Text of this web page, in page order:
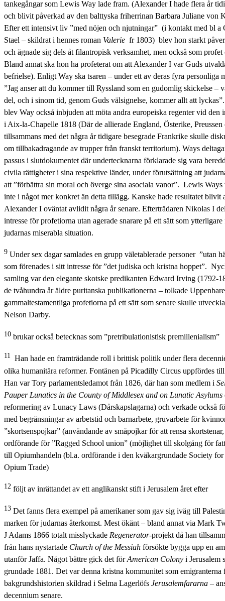
tankegångar som Lewis Way lade fram. (Alexander I hade flera år
och blivit påverkad av den balttyska friherrinan Barbara Juliane von
Efter ett intensivt liv ”med nöjen och njutningar” (i kontakt med bl a
Stael – skildrat i hennes roman Valerie fr 1803) blev hon starkt
och ägnade sig dels åt filantropisk verksamhet, men också som
Bland annat ska hon ha profeterat om att Alexander I var Guds
befrielse). Enligt Way ska tsaren – under ett av deras fyra personliga
”Jag anser att du kommer till Ryssland som en gudomlig skickelse –
del, och i sinom tid, genom Guds välsignelse, kommer allt att
blev Way också inbjuden att möta andra europeiska regenter vid den
i Aix-la-Chapelle 1818 (Där de allierade England, Österike, Preussen
tillsammans med det några år tidigare besegrade Frankrike skulle
om tillbakadragande av trupper från franskt territorium). Ways
passus i slutdokumentet där undertecknarna förklarade sig vara
civila rättigheter i sina respektive länder, under förutsättning att
att ”förbättra sin moral och överge sina asociala vanor”. Lewis
inte i något mer konkret än detta tillägg. Kanske hade resultatet blivit
Alexander I oväntat avlidit några år senare. Efterträdaren Nikolas I
intresse för profetiorna utan agerade snarare på ett sätt som
judarnas miserabla situation.
9 Under sex dagar samlades en grupp väletablerade personer ”utan
som förenades i sitt intresse för ”det judiska och kristna hoppet”.
samling var den elegante skotske predikanten Edward Irving (1792-
de tvåhundra år äldre puritanska publikationerna – tolkade
gammaltestamentliga profetiorna på ett sätt som senare skulle
Nelson Darby.
10 brukar också betecknas som ”pretribulationistisk premillenialism”
11 Han hade en framträdande roll i brittisk politik under flera
olika humanitära reformer. Fontänen på Picadilly Circus uppfördes
Han var Tory parlamentsledamot från 1826, där han som medlem i
Pauper Lunatics in the County of Middlesex and on Lunatic Asylums
reformering av Lunacy Laws (Dårskapslagarna) och verkade också
med begränsningar av arbetstid och barnarbete, gruvarbete för
”skortsenspojkar” (användande av småpojkar för att rensa
ordförande för ”Ragged School union” (möjlighet till skolgång för
till Opiumhandeln (bl.a. ordförande i den kväkargrundade Society for
Opium Trade)
12 följt av inrättandet av ett anglikanskt stift i Jerusalem året efter
13 Det fanns flera exempel på amerikaner som gav sig iväg till
marken för judarnas återkomst. Mest ökänt – bland annat via Mark
J Adams 1866 totalt misslyckade Regenerator-projekt då han
från hans nystartade Church of the Messiah försökte bygga upp en
utanför Jaffa. Något bättre gick det förAmerican Colony i Jerusalem
grundade 1881. Det var denna kristna kommunitet som emigranterna
bakgrundshistorien skildrad i Selma Lagerlöfs Jerusalemfararna –
decennium senare.